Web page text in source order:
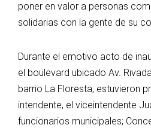
poner en valor a personas
solidarias con la gente de su
Durante el emotivo acto de
el boulevard ubicado Av.
barrio La Floresta, estuvieron
intendente, el viceintendente
funcionarios municipales;